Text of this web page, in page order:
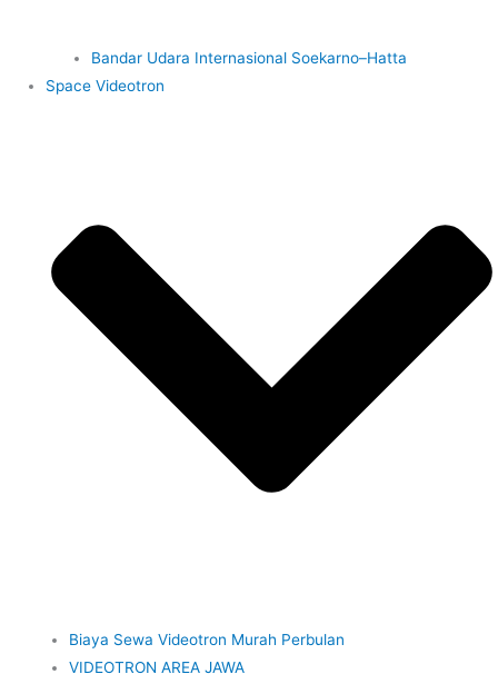
Bandar Udara Internasional Soekarno–Hatta
Space Videotron
Biaya Sewa Videotron Murah Perbulan
VIDEOTRON AREA JAWA